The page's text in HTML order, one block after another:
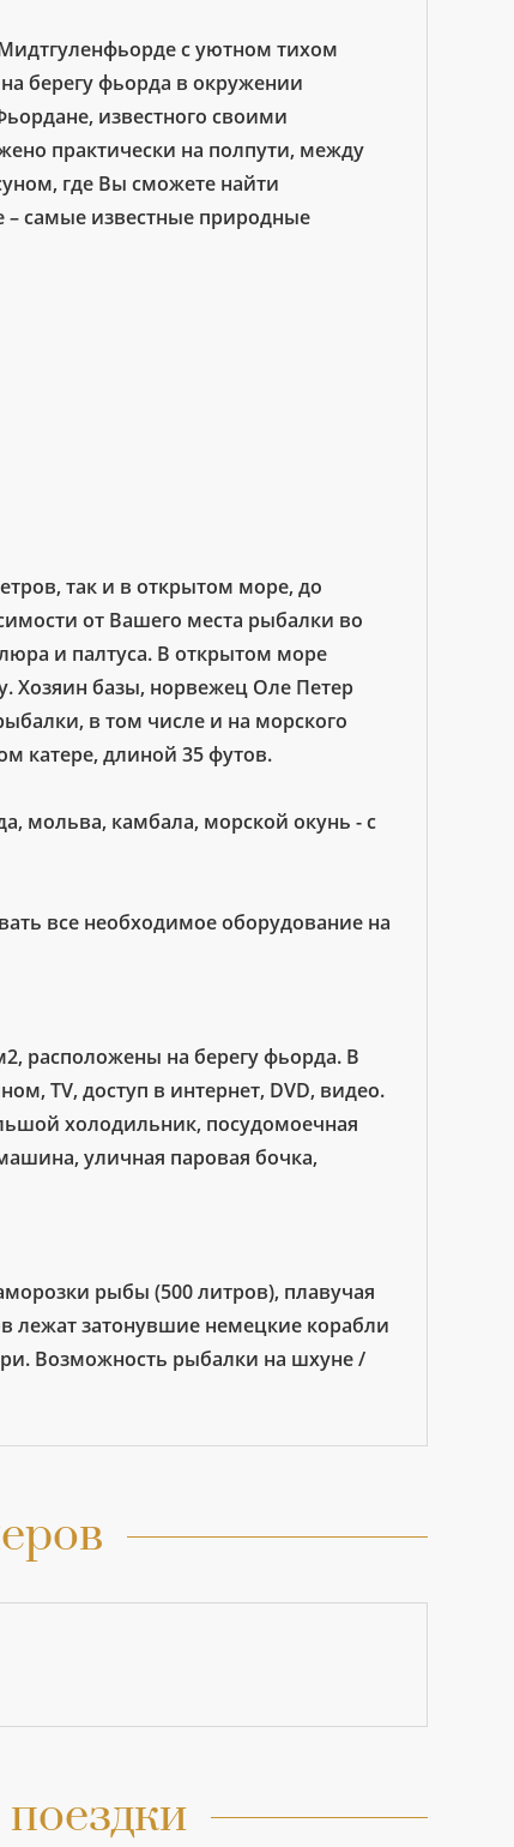
с уютном тихом
берегу фьорда в окружении
известного своими
практически на полпути, между
где Вы сможете найти
– самые известные природные
так и в открытом море, до
от Вашего места рыбалки во
и палтуса. В открытом море
Хозяин базы, норвежец Оле Петер
в том числе и на морского
катере, длиной 35 футов.
мольва, камбала, морской окунь - с
все необходимое оборудование на
расположены на берегу фьорда. В
TV, доступ в интернет, DVD, видео.
холодильник, посудомоечная
уличная паровая бочка,
рыбы (500 литров), плавучая
лежат затонувшие немецкие корабли
Возможность рыбалки на шхуне /